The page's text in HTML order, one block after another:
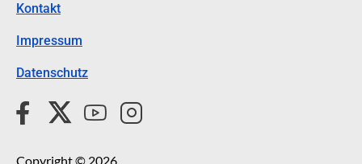
Kontakt
Impressum
Datenschutz
Copyright © 2026